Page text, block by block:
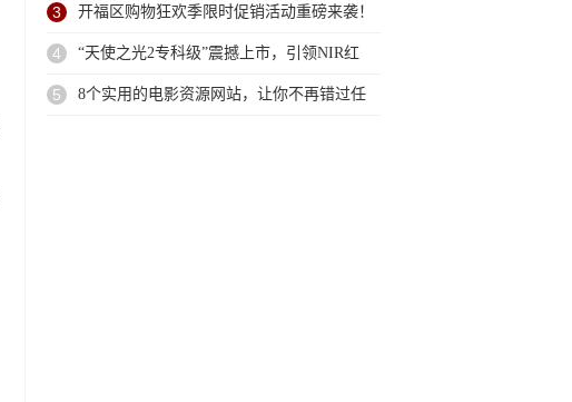
领新
3 开福区购物狂欢季限时促销活动重磅来袭！​
双
4 “天使之光2专科级”震撼上市，引领NIR红
5 8个实用的电影资源网站，让你不再错过任